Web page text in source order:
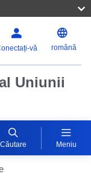
vă română
Uniunii
Căutare Meniu